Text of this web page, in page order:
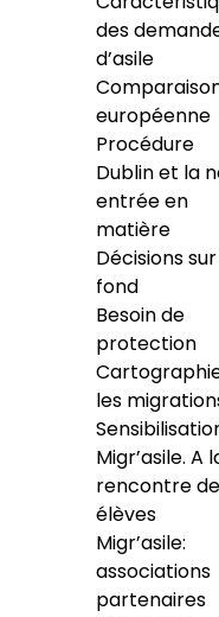
des
d’asile
européenne
Procédure
Dublin et la
entrée en
matière
Décisions
fond
Besoin de
protection
les
Migr’asile. A
rencontre
élèves
Migr’asile:
associations
partenaires